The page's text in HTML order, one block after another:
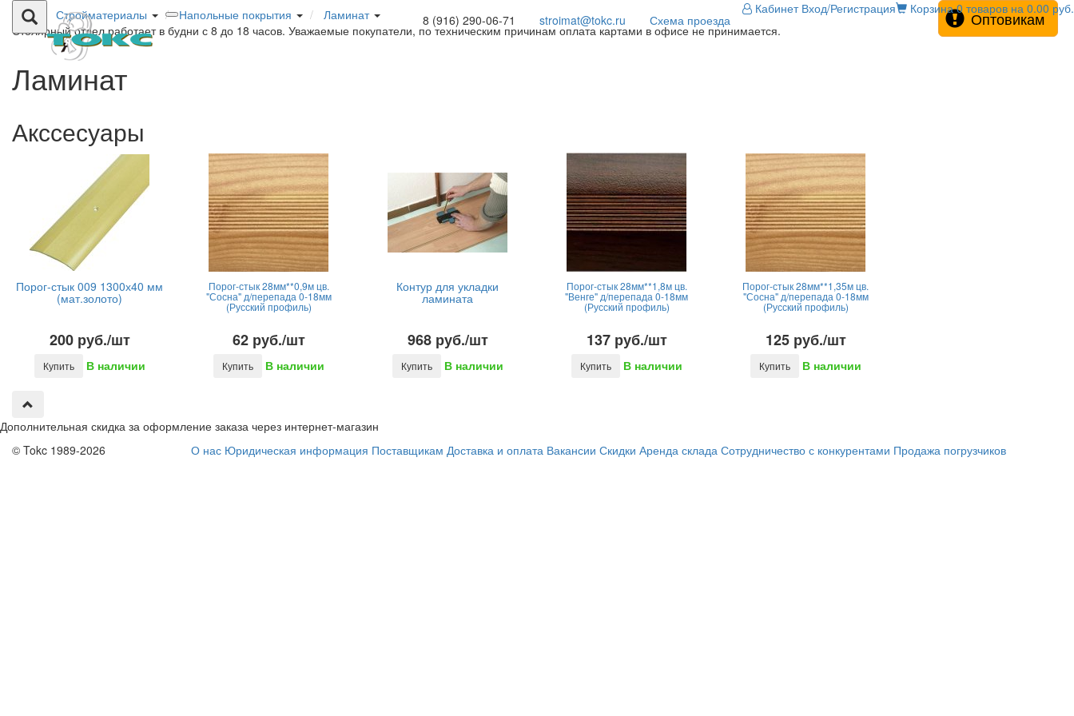
8 (916) 290-06-71 stroimat@tokc.ru Схема проезда
Кабинет Вход/Регистрация Корзина 0 товаров на 0.00 руб.
Стройматериалы Напольные покрытия
Ламинат
Столярный отдел работает в будни с 8 до 18 часов. Уважаемые покупатели, по техническим причинам оплата картами в офисе не принимается.
Оптовикам
Ламинат
Акссесуары
Порог-стык 009 1300х40 мм
(мат.золото)
200 руб./шт
Купить В наличии
Порог-стык 28мм**0,9м цв.
"Сосна" д/перепада 0-18мм
(Русский профиль)
62 руб./шт
Купить В наличии
Контур для укладки
ламината
968 руб./шт
Купить В наличии
Порог-стык 28мм**1,8м цв.
"Венге" д/перепада 0-18мм
(Русский профиль)
137 руб./шт
Купить В наличии
Порог-стык 28мм**1,35м цв.
"Сосна" д/перепада 0-18мм
(Русский профиль)
125 руб./шт
Купить В наличии
Дополнительная скидка за оформление заказа через интернет-магазин
© Tokc 1989-2026
О нас Юридическая информация Поставщикам Доставка и оплата Вакансии Скидки Аренда склада Сотрудничество с конкурентами Продажа погрузчиков